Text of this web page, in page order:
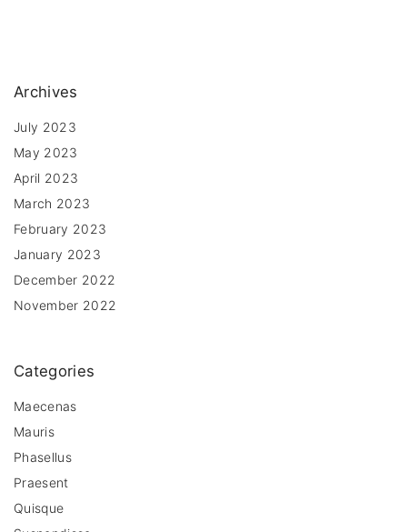
Archives
July 2023
May 2023
April 2023
March 2023
February 2023
January 2023
December 2022
November 2022
Categories
Maecenas
Mauris
Phasellus
Praesent
Quisque